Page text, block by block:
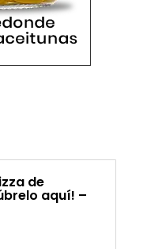
de
aquí! –